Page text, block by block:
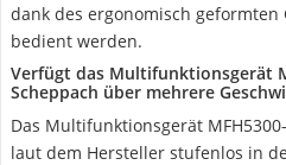
dank des ergonomisch
bedient werden.
Verfügt das Multifunktionsgerät
Scheppach über mehrere
Das Multifunktionsgerät
laut dem Hersteller stufenlos in